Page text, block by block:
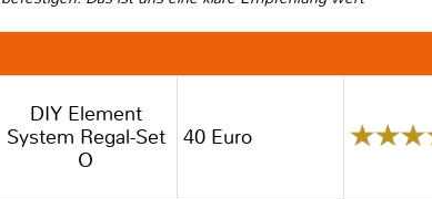
DIY Element
System Regal-Set
O
40 Euro